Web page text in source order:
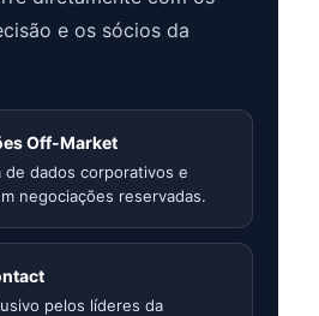
e os sócios da
Off-Market
de dados corporativos e
negociações reservadas.
pelos líderes da